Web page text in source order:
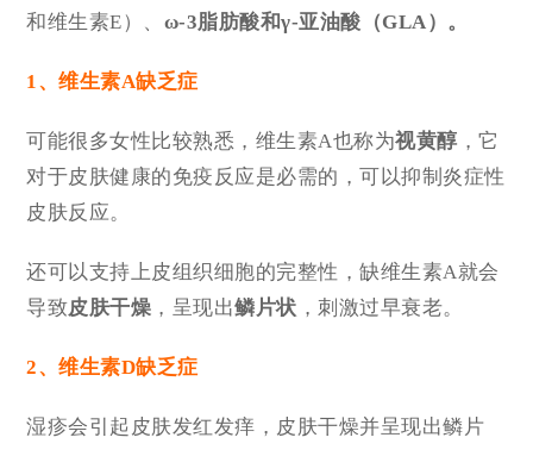
和维生素E）、 ω-3脂肪酸和γ-亚油酸（GLA）。
1、维生素A缺乏症
可能很多女性比较熟悉，维生素A也称为视黄醇 ，它
对于皮肤健康的免疫反应是必需的，可以抑制炎症性
皮肤反应。
还可以支持上皮组织细胞的完整性，缺维生素A就会
导致皮肤干燥 ，呈现出鳞片状 ，刺激过早衰老。
2、维生素D缺乏症
湿疹会引起皮肤发红发痒，皮肤干燥并呈现出鳞片